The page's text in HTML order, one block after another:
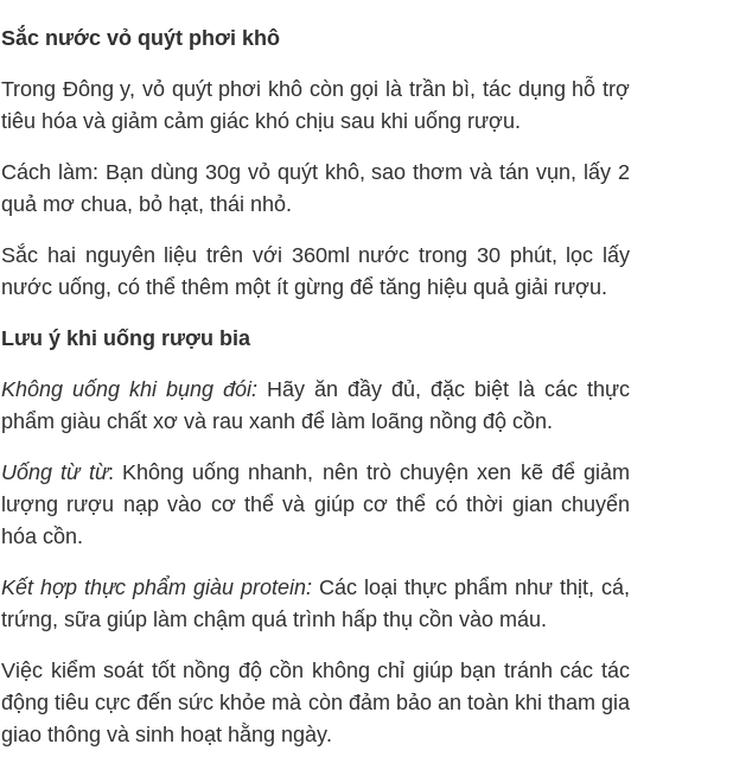
Sắc nước vỏ quýt phơi khô
Trong Đông y, vỏ quýt phơi khô còn gọi là trần bì, tác dụng hỗ trợ
tiêu hóa và giảm cảm giác khó chịu sau khi uống rượu.
Cách làm: Bạn dùng 30g vỏ quýt khô, sao thơm và tán vụn, lấy 2
quả mơ chua, bỏ hạt, thái nhỏ.
Sắc hai nguyên liệu trên với 360ml nước trong 30 phút, lọc lấy
nước uống, có thể thêm một ít gừng để tăng hiệu quả giải rượu.
Lưu ý khi uống rượu bia
Không uống khi bụng đói: Hãy ăn đầy đủ, đặc biệt là các thực
phẩm giàu chất xơ và rau xanh để làm loãng nồng độ cồn.
Uống từ từ: Không uống nhanh, nên trò chuyện xen kẽ để giảm
lượng rượu nạp vào cơ thể và giúp cơ thể có thời gian chuyển
hóa cồn.
Kết hợp thực phẩm giàu protein: Các loại thực phẩm như thịt, cá,
trứng, sữa giúp làm chậm quá trình hấp thụ cồn vào máu.
Việc kiểm soát tốt nồng độ cồn không chỉ giúp bạn tránh các tác
động tiêu cực đến sức khỏe mà còn đảm bảo an toàn khi tham gia
giao thông và sinh hoạt hằng ngày.